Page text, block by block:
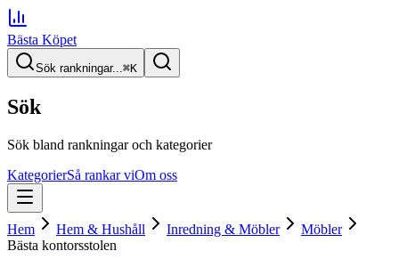
Bästa Köpet
Sök rankningar...⌘K
Sök
Sök bland rankningar och kategorier
KategorierSå rankar viOm oss
Hem Hem & Hushåll Inredning & Möbler
Möbler
Bästa kontorsstolen